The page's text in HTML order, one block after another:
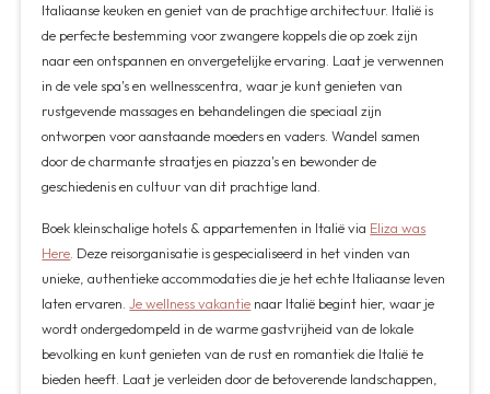
Italiaanse keuken en geniet van de prachtige architectuur. Italië is
de perfecte bestemming voor zwangere koppels die op zoek zijn
naar een ontspannen en onvergetelijke ervaring. Laat je verwennen
in de vele spa's en wellnesscentra, waar je kunt genieten van
rustgevende massages en behandelingen die speciaal zijn
ontworpen voor aanstaande moeders en vaders. Wandel samen
door de charmante straatjes en piazza's en bewonder de
geschiedenis en cultuur van dit prachtige land.
Boek kleinschalige hotels & appartementen in Italië via Eliza was
Here. Deze reisorganisatie is gespecialiseerd in het vinden van
unieke, authentieke accommodaties die je het echte Italiaanse leven
laten ervaren.Je wellness vakantie naar Italië begint hier, waar je
wordt ondergedompeld in de warme gastvrijheid van de lokale
bevolking en kunt genieten van de rust en romantiek die Italië te
bieden heeft. Laat je verleiden door de betoverende landschappen,